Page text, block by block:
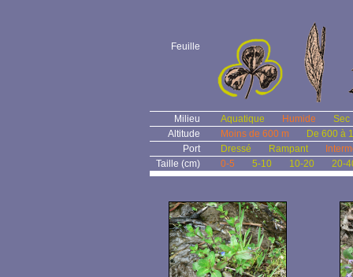
Feuille
Milieu Aquatique Humide
Sec
Altitude
Moins de 600 m
De 600 à
Port
Dressé Rampant
Taille (cm)
0-5 5-10 10-20 20-